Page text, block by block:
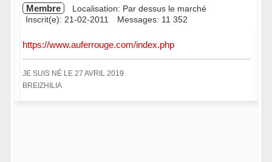
Membre
Localisation: Par dessus le marché
Inscrit(e): 21-02-2011
Messages: 11 352
https://www.auferrouge.com/index.php
JE SUIS NÉ LE 27 AVRIL 2019
BREIZHILIA